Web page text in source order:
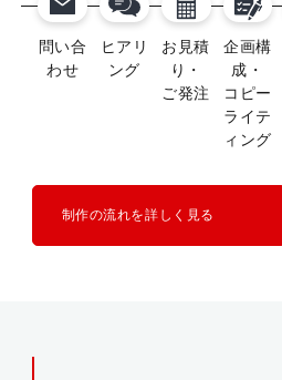
問い合
わせ
ヒアリ
ング
お見積
り・
ご発注
企画構
成・
コピー
ライテ
ィング
制作の流れを詳しく見る